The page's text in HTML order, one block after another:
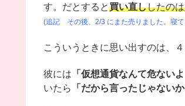
す。だとすると買い直ししたのは
(追記 その後、2/3 にまた売りました。寝て
こういうときに思い出すのは、
彼には 「仮想通貨なんて危ないよ
いたら
「だから言ったじゃないか